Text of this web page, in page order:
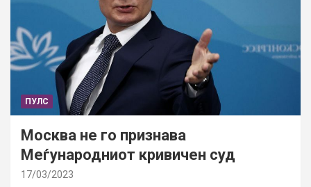
ПУЛС
Москва не го признава
Меѓународниот кривичен суд
17/03/2023